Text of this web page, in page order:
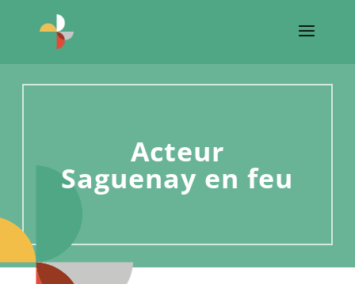
Acteur
Saguenay en feu